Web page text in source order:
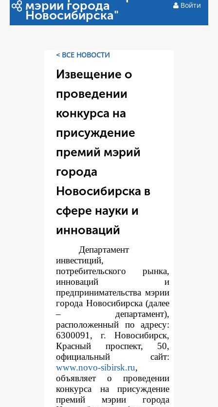
мэрии города
Новосибирска"
Войти
< ВСЕ НОВОСТИ
Извещение о
проведении
конкурса на
присуждение
премий мэрий
города
Новосибирска в
сфере науки и
инноваций
Департамент
инвестиций,
потребительского рынка,
инноваций и
предпринимательства мэрии
города Новосибирска (далее
– департамент),
расположенный по адресу:
6300091, г. Новосибирск,
Красный проспект, 50,
официальный сайт:
www.novo-sibirsk.ru,
объявляет о проведении
конкурса на присуждение
премий мэрии города